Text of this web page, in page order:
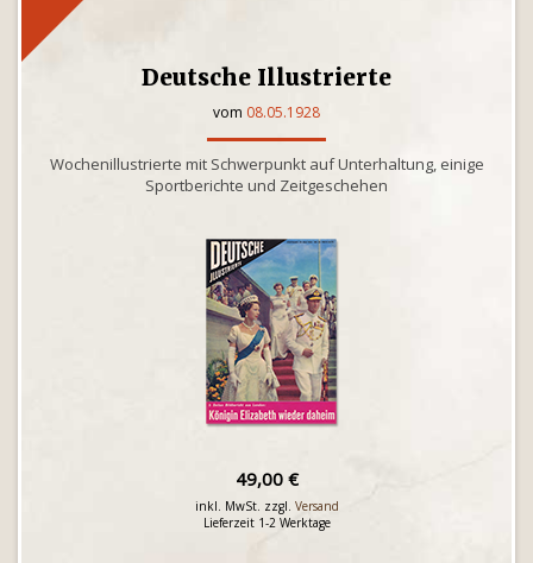
Deutsche Illustrierte
vom 08.05.1928
Wochenillustrierte mit Schwerpunkt auf Unterhaltung, einige
Sportberichte und Zeitgeschehen
49,00 €
inkl. MwSt. zzgl. Versand
Lieferzeit 1-2 Werktage